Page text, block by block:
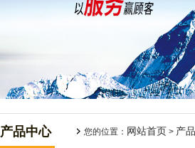
产品中心 您的位置： 网站首页 > 产